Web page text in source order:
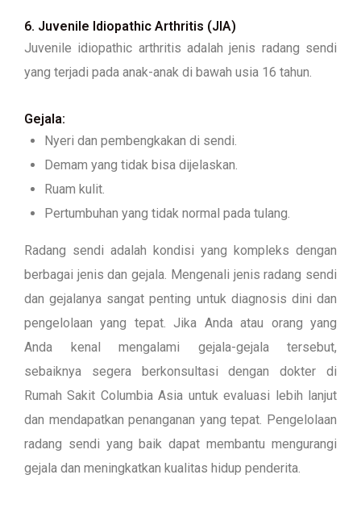
6. Juvenile Idiopathic Arthritis (JIA)
Juvenile idiopathic arthritis adalah jenis radang sendi
yang terjadi pada anak-anak di bawah usia 16 tahun.
Gejala:
Nyeri dan pembengkakan di sendi.
Demam yang tidak bisa dijelaskan.
Ruam kulit.
Pertumbuhan yang tidak normal pada tulang.
Radang sendi adalah kondisi yang kompleks dengan
berbagai jenis dan gejala. Mengenali jenis radang sendi
dan gejalanya sangat penting untuk diagnosis dini dan
pengelolaan yang tepat. Jika Anda atau orang yang
Anda kenal mengalami gejala-gejala tersebut,
sebaiknya segera berkonsultasi dengan dokter di
Rumah Sakit Columbia Asia untuk evaluasi lebih lanjut
dan mendapatkan penanganan yang tepat. Pengelolaan
radang sendi yang baik dapat membantu mengurangi
gejala dan meningkatkan kualitas hidup penderita.